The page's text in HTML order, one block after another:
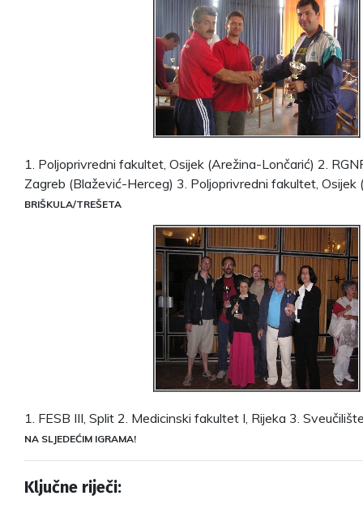
1. Poljoprivredni fakultet, Osijek (Arežina-Lončarić) 2.
Zagreb (Blažević-Herceg) 3. Poljoprivredni fakultet, Osijek
BRIŠKULA/TREŠETA
1. FESB III, Split 2. Medicinski fakultet I, Rijeka 3.
NA SLJEDEĆIM IGRAMA!
Ključne riječi: